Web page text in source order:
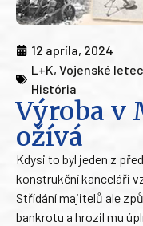
12 apríla, 2024
L+K, Vojenské
História
Výroba v
ožívá
Kdysi to byl jeden z
konstrukční kanceláři
Střídání majitelů ale
bankrotu a hrozil mu